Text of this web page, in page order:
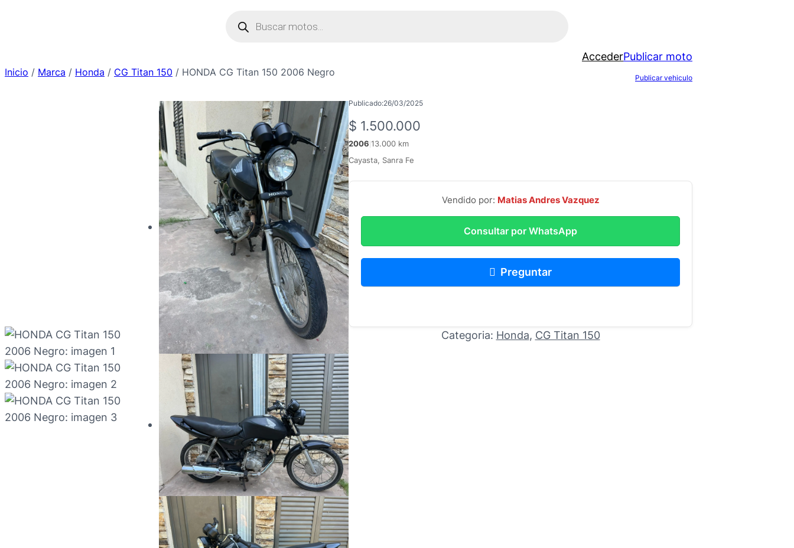
productos
AccederPublicar moto
Inicio / Marca / Honda / CG Titan 150 / HONDA CG Titan 150 2006 Negro Publicar vehiculo
Publicado:26/03/2025
$ 1.500.000
2006 13.000 km
Cayasta, Sanra Fe
Vendido por: Matias Andres Vazquez
Consultar por WhatsApp
Preguntar
Categoria: Honda, CG Titan 150